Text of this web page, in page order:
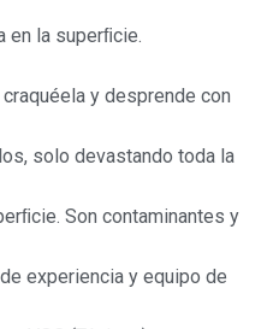
en la superﬁcie.
y desprende con
solo devastando toda la
Son contaminantes y
experiencia y equipo de